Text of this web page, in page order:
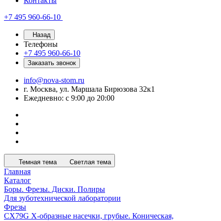
+7 495 960-66-10
Назад
Телефоны
+7 495 960-66-10
Заказать звонок
info@nova-stom.ru
г. Москва, ул. Маршала Бирюзова 32к1
Ежедневно: с 9:00 до 20:00
Темная тема Светлая тема
Главная
Каталог
Боры. Фрезы. Диски. Полиры
Для зуботехнической лаборатории
Фрезы
CX79G X-образные насечки, грубые. Коническая,